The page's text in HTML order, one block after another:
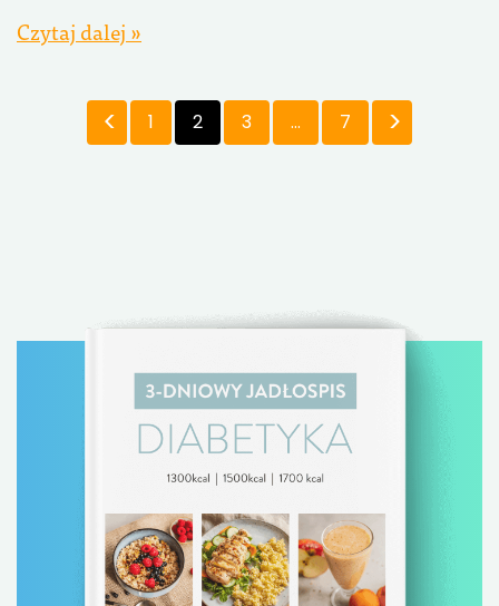
Czytaj dalej »
1 2 3 … 7